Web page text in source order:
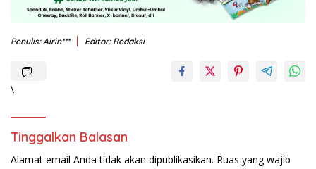
Penulis: Airin*** Editor: Redaksi
\
Tinggalkan Balasan
Alamat email Anda tidak akan dipublikasikan. Ruas yang wajib